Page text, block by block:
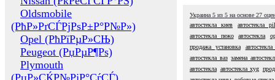
Oldsmobile
(РћР»РґСЃРјРѕР±Р°Р№Р»)
Opel (РћРїРµР»СЊ)
Peugeot (РџРµР¶Рѕ)
Plymouth
(РџР»СЌР№РјР°СѓСЃ)
Украина 5 из 5 на основе 27
автостекла киев
автостекла
автостекла пежо
автостекла
продажа установка
автостекла ваз замена
автостекла автостекла xyg